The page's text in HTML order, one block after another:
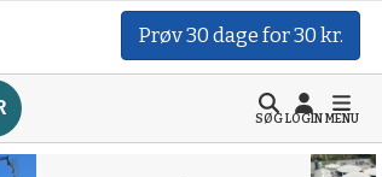
Prøv 30 dage for 30 kr.
SØGLOGINMENU